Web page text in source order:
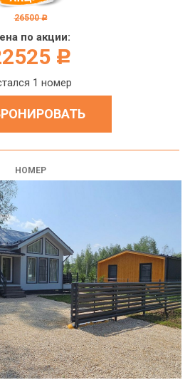
26500 c
по акции:
c
1 номер
НОМЕР